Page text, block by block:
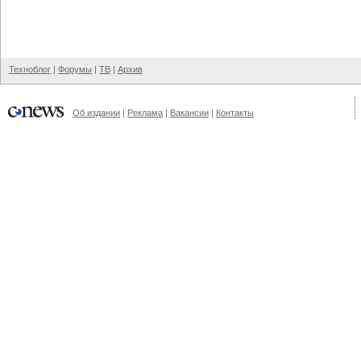
Техноблог | Форумы | ТВ | Архив
Об издании | Реклама | Вакансии | Контакты